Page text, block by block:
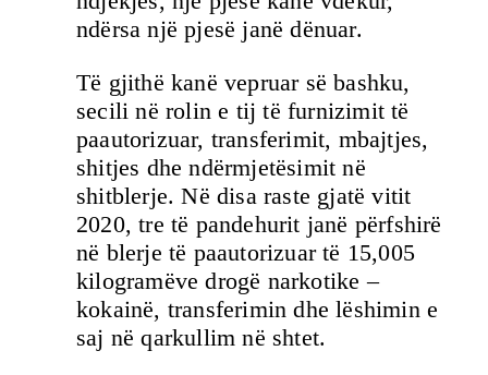
ndërsa një pjesë janë dënuar.
Të gjithë kanë vepruar së bashku,
secili në rolin e tij të furnizimit të
paautorizuar, transferimit, mbajtjes,
shitjes dhe ndërmjetësimit në
shitblerje. Në disa raste gjatë vitit
2020, tre të pandehurit janë përfshirë
në blerje të paautorizuar të 15,005
kilogramëve drogë narkotike –
kokainë, transferimin dhe lëshimin e
saj në qarkullim në shtet.